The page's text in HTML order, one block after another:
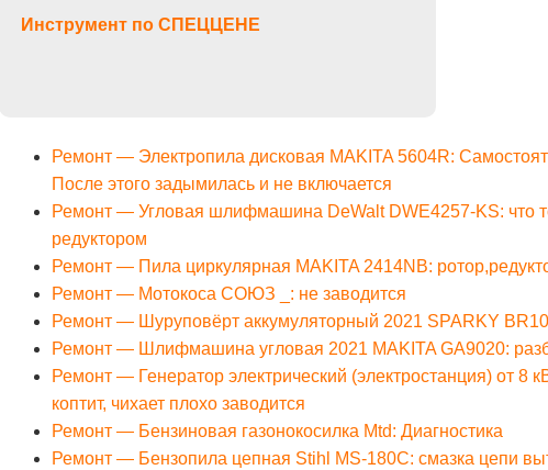
Инструмент по СПЕЦЦЕНЕ
Ремонт — Электропила дисковая MAKITA 5604R:
После этого задымилась и не включается
Ремонт — Угловая шлифмашина DeWalt DWE4257-KS: что
редуктором
Ремонт — Пила циркулярная MAKITA 2414NB:
Ремонт — Мотокоса СОЮЗ _: не заводится
Ремонт — Шуруповёрт аккумуляторный 2021 SPARKY
Ремонт — Шлифмашина угловая 2021 MAKITA GA9020:
Ремонт — Генератор электрический (электростанция) от 8
коптит, чихает плохо заводится
Ремонт — Бензиновая газонокосилка Mtd: Диагностика
Ремонт — Бензопила цепная Stihl MS-180С: смазка цепи